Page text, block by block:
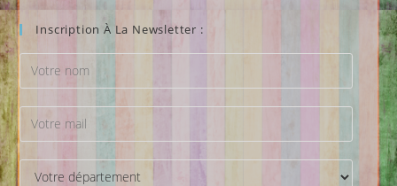
Inscription À La Newsletter :